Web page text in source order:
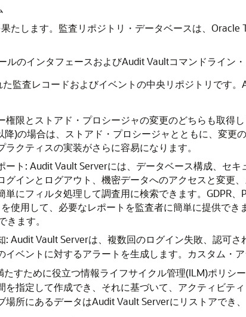
たします。監査リポジトリ・データベースは、
のインタフェースおよびAudit Vaultコマンドライン・
監査レコードおよびイベントの中央リポジトリです
限とストアド・プロシージャの変更のどちらも取得
)の場合は、ストアド・プロシージャとともに、変更
クティスの実装がさらに容易になります。
ト: Audit Vault Serverには、データベース構成、セ
インとログアウト、機密データへのアクセスと変更
にフィルタ処理して調査用に検索できます。GDPR、
使用して、必要なレポートを監査者に簡単に提供で
ます。
Audit Vault Serverは、複数回のログイン失敗、認可
ベントに対するアラートを生成します。カスタム・
すために役立つ情報ライフサイクル管理(ILM)ポリシ
指定して作成でき、それに基づいて、アクティビテ
所にあるデータはAudit Vault Serverにリストアでき、